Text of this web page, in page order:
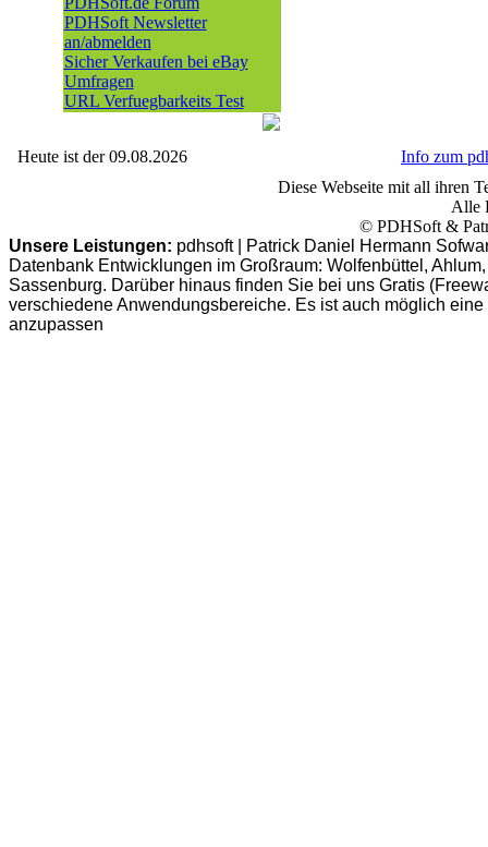
PDHSoft Newsletter
an/abmelden
Sicher Verkaufen bei eBay
Umfragen
URL Verfuegbarkeits Test
Heute ist der 09.08.2026
Info zum
Diese Webseite mit all ihren
Alle
© PDHSoft &
Unsere Leistungen: pdhsoft | Patrick Daniel Hermann
Datenbank Entwicklungen im Großraum: Wolfenbüttel,
Sassenburg. Darüber hinaus finden Sie bei uns Gratis
verschiedene Anwendungsbereiche. Es ist auch möglich
anzupassen